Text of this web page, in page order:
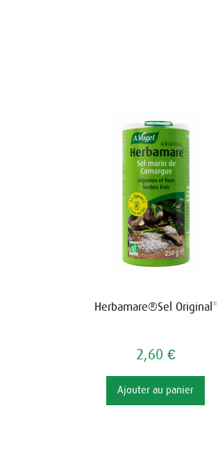
Herbamare®Sel Original*
2,60 €
Ajouter au panier